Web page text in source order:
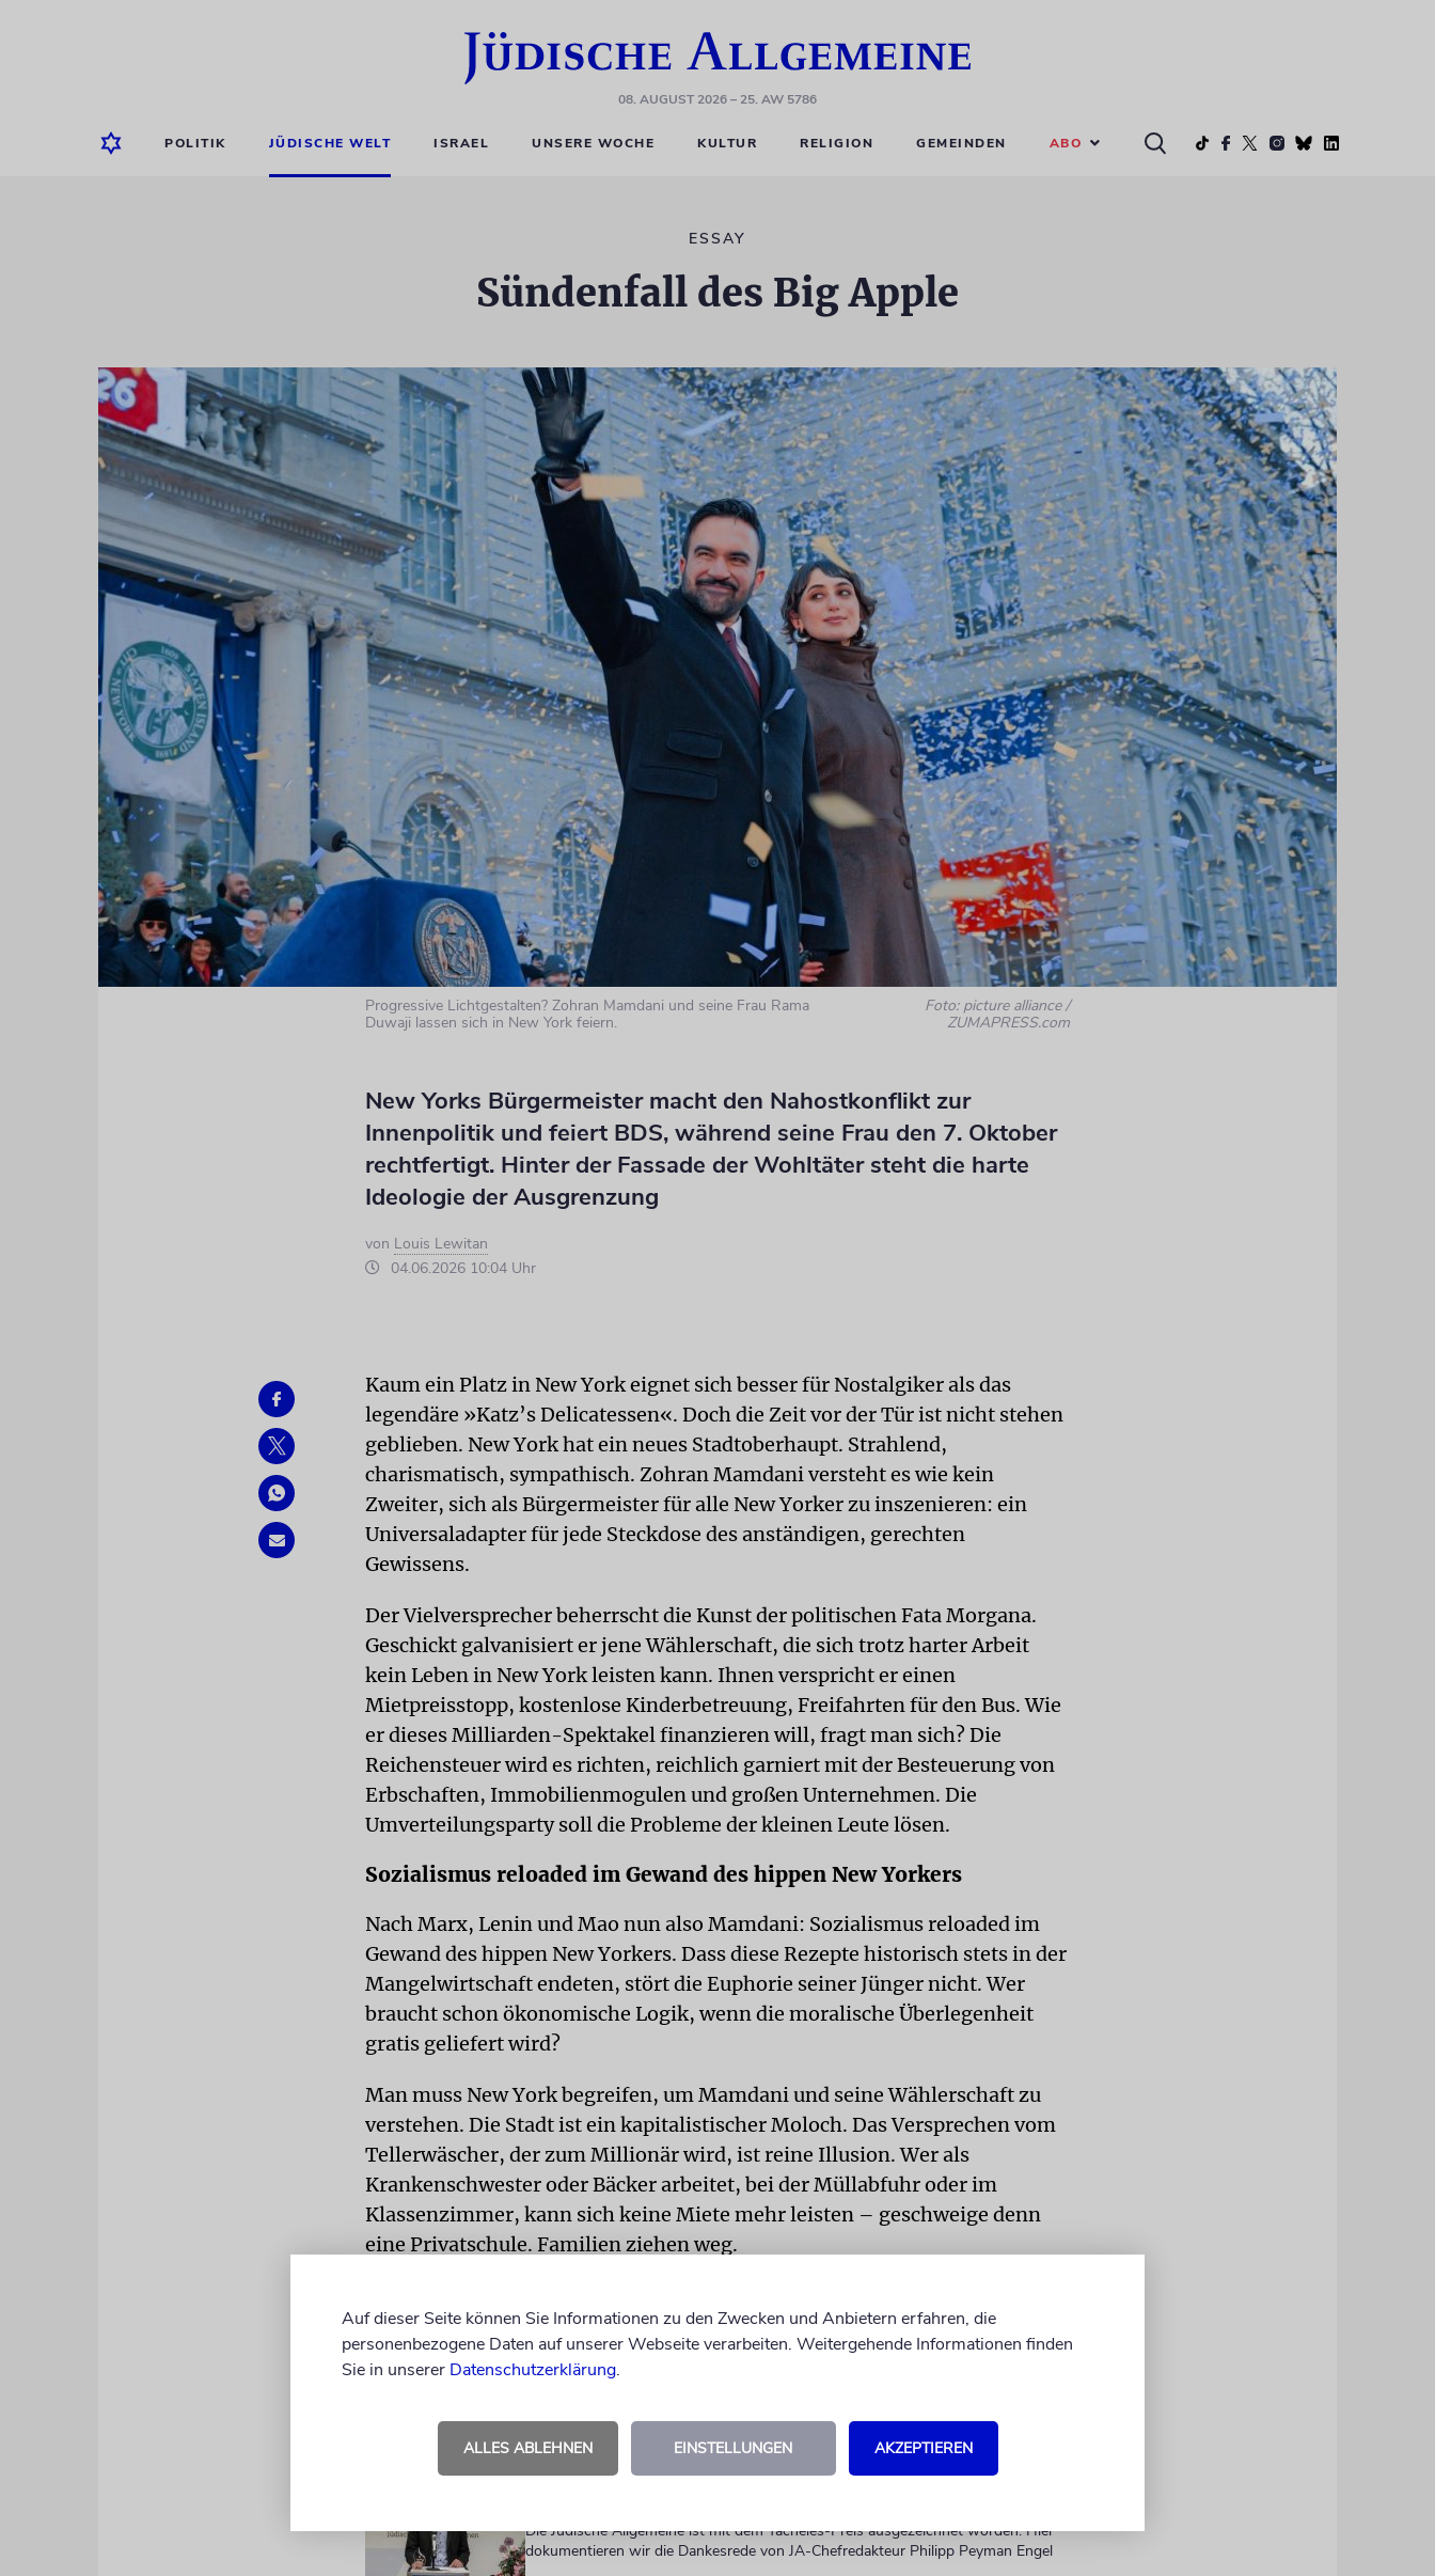
08. AUGUST 2026– 25. AW 5786
POLITIK JÜDISCHE WELT ISRAEL UNSERE WOCHE KULTUR RELIGION GEMEINDEN ABO
ESSAY
Sündenfall des Big Apple
Progressive Lichtgestalten? Zohran Mamdani und seine Frau Rama
Duwaji lassen sich in New York feiern.
Foto: picture alliance /
ZUMAPRESS.com
New Yorks Bürgermeister macht den Nahostkonflikt zur
Innenpolitik und feiert BDS, während seine Frau den 7. Oktober
rechtfertigt. Hinter der Fassade der Wohltäter steht die harte
Ideologie der Ausgrenzung
von Louis Lewitan
04.06.2026 10:04 Uhr
Kaum ein Platz in New York eignet sich besser für Nostalgiker als das
legendäre »Katz’s Delicatessen«. Doch die Zeit vor der Tür ist nicht stehen
geblieben. New York hat ein neues Stadtoberhaupt. Strahlend,
charismatisch, sympathisch. Zohran Mamdani versteht es wie kein
Zweiter, sich als Bürgermeister für alle New Yorker zu inszenieren: ein
Universaladapter für jede Steckdose des anständigen, gerechten
Gewissens.
Der Vielversprecher beherrscht die Kunst der politischen Fata Morgana.
Geschickt galvanisiert er jene Wählerschaft, die sich trotz harter Arbeit
kein Leben in New York leisten kann. Ihnen verspricht er einen
Mietpreisstopp, kostenlose Kinderbetreuung, Freifahrten für den Bus. Wie
er dieses Milliarden-Spektakel finanzieren will, fragt man sich? Die
Reichensteuer wird es richten, reichlich garniert mit der Besteuerung von
Erbschaften, Immobilienmogulen und großen Unternehmen. Die
Umverteilungsparty soll die Probleme der kleinen Leute lösen.
Sozialismus reloaded im Gewand des hippen New Yorkers
Nach Marx, Lenin und Mao nun also Mamdani: Sozialismus reloaded im
Gewand des hippen New Yorkers. Dass diese Rezepte historisch stets in der
Mangelwirtschaft endeten, stört die Euphorie seiner Jünger nicht. Wer
braucht schon ökonomische Logik, wenn die moralische Überlegenheit
gratis geliefert wird?
Man muss New York begreifen, um Mamdani und seine Wählerschaft zu
verstehen. Die Stadt ist ein kapitalistischer Moloch. Das Versprechen vom
Tellerwäscher, der zum Millionär wird, ist reine Illusion. Wer als
Krankenschwester oder Bäcker arbeitet, bei der Müllabfuhr oder im
Klassenzimmer, kann sich keine Miete mehr leisten – geschweige denn
eine Privatschule. Familien ziehen weg.
LESEN SIE AUCH
Warum ich Zionist bin
Rassismus. Da muss eine Verwechslung vorliegen. Antizionismus ist Rassismus.
Der Zionismus ist die selbstverständlichste Antwort auf zweitausend Jahre
Verfolgung, Vertreibung und Völkermord
Die Jüdische Allgemeine ist mit dem Tacheles-Preis ausgezeichnet worden. Hier
dokumentieren wir die Dankesrede von JA-Chefredakteur Philipp Peyman Engel
Auf dieser Seite können Sie Informationen zu den Zwecken und Anbietern erfahren, die
personenbezogene Daten auf unserer Webseite verarbeiten. Weitergehende Informationen finden
Sie in unserer Datenschutzerklärung.
ALLES ABLEHNEN EINSTELLUNGEN AKZEPTIEREN